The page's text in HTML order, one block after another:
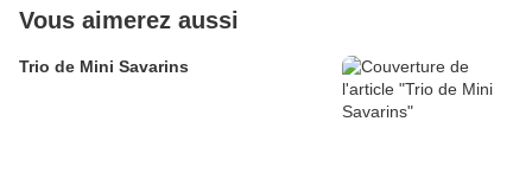
Vous aimerez aussi
Trio de Mini Savarins